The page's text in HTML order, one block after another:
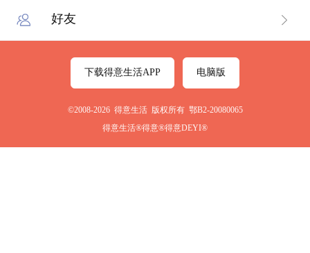
好友
下载得意生活APP 电脑版
©2008-2026 得意生活 版权所有 鄂B2-20080065
得意生活®得意®得意DEYI®